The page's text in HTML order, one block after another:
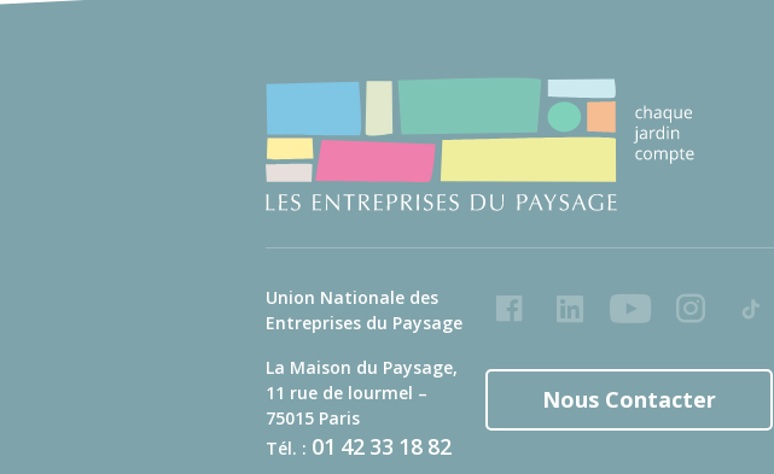
Union Nationale des
Entreprises du Paysage
La Maison du Paysage,
11 rue de lourmel –
75015 Paris
Tél. : 01 42 33 18 82
FacebookLinkedInYoutubeInstagram
Tiktok
Nous Contacter